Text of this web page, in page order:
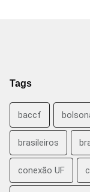
Tags
baccf
brasileiros
conexão UF